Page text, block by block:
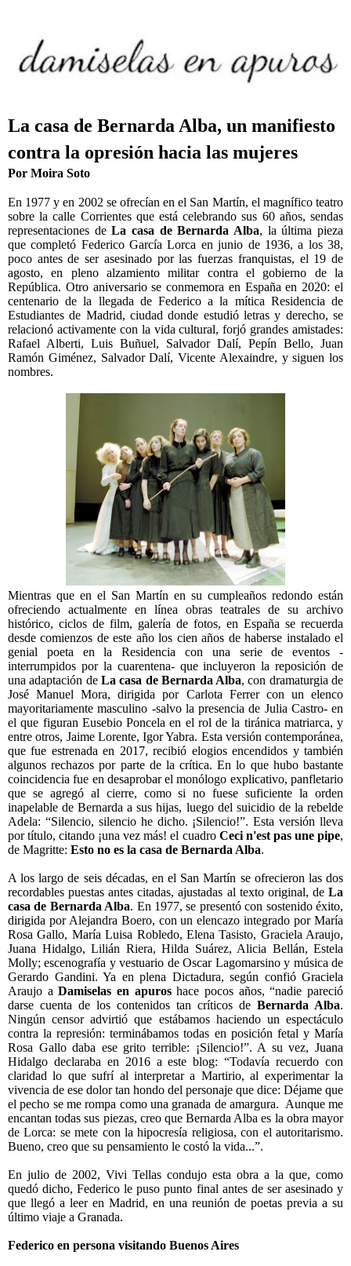
La casa de Bernarda Alba, un manifiesto
contra la opresión hacia las mujeres
Por Moira Soto
En 1977 y en 2002 se ofrecían en el San Martín, el magnífico teatro
sobre la calle Corrientes que está celebrando sus 60 años, sendas
representaciones deLa casa de Bernarda Alba, la última pieza
que completó Federico García Lorca en junio de 1936, a los 38,
poco antes de ser asesinado por las fuerzas franquistas, el 19 de
agosto, en pleno alzamiento militar contra el gobierno de la
República. Otro aniversario se conmemora en España en 2020: el
centenario de la llegada de Federico a la mítica Residencia de
Estudiantes de Madrid, ciudad donde estudió letras y derecho, se
relacionó activamente con la vida cultural, forjó grandes amistades:
Rafael Alberti, Luis Buñuel, Salvador Dalí, Pepín Bello, Juan
Ramón Giménez, Salvador Dalí, Vicente Alexaindre, y siguen los
nombres.
Mientras que en el San Martín en su cumpleaños redondo están
ofreciendo actualmente en línea obras teatrales de su archivo
histórico, ciclos de film, galería de fotos, en España se recuerda
desde comienzos de este año los cien años de haberse instalado el
genial poeta en la Residencia con una serie de eventos -
interrumpidos por la cuarentena- que incluyeron la reposición de
una adaptación de La casa de Bernarda Alba, con dramaturgia de
José Manuel Mora, dirigida por Carlota Ferrer con un elenco
mayoritariamente masculino -salvo la presencia de Julia Castro- en
el que figuran Eusebio Poncela en el rol de la tiránica matriarca, y
entre otros, Jaime Lorente, Igor Yabra. Esta versión contemporánea,
que fue estrenada en 2017, recibió elogios encendidos y también
algunos rechazos por parte de la crítica. En lo que hubo bastante
coincidencia fue en desaprobar el monólogo explicativo, panfletario
que se agregó al cierre, como si no fuese suficiente la orden
inapelable de Bernarda a sus hijas, luego del suicidio de la rebelde
Adela: “Silencio, silencio he dicho. ¡Silencio!”. Esta versión lleva
por título, citando ¡una vez más! el cuadro Ceci n'est pas une pipe,
de Magritte: Esto no es la casa de Bernarda Alba.
A los largo de seis décadas, en el San Martín se ofrecieron las dos
recordables puestas antes citadas, ajustadas al texto original, de La
casa de Bernarda Alba. En 1977, se presentó con sostenido éxito,
dirigida por Alejandra Boero, con un elencazo integrado por María
Rosa Gallo, María Luisa Robledo, Elena Tasisto, Graciela Araujo,
Juana Hidalgo, Lilián Riera, Hilda Suárez, Alicia Bellán, Estela
Molly; escenografía y vestuario de Oscar Lagomarsino y música de
Gerardo Gandini. Ya en plena Dictadura, según confió Graciela
Araujo aDamiselas en apuroshace pocos años, “nadie pareció
darse cuenta de los contenidos tan críticos de Bernarda Alba.
Ningún censor advirtió que estábamos haciendo un espectáculo
contra la represión: terminábamos todas en posición fetal y María
Rosa Gallo daba ese grito terrible: ¡Silencio!”. A su vez, Juana
Hidalgo declaraba en 2016 a este blog: “Todavía recuerdo con
claridad lo que sufrí al interpretar a Martirio, al experimentar la
vivencia de ese dolor tan hondo del personaje que dice: Déjame que
el pecho se me rompa como una granada de amargura. Aunque me
encantan todas sus piezas, creo que Bernarda Alba es la obra mayor
de Lorca: se mete con la hipocresía religiosa, con el autoritarismo.
Bueno, creo que su pensamiento le costó la vida...”.
En julio de 2002, Vivi Tellas condujo esta obra a la que, como
quedó dicho, Federico le puso punto final antes de ser asesinado y
que llegó a leer en Madrid, en una reunión de poetas previa a su
último viaje a Granada.
Federico en persona visitando Buenos Aires